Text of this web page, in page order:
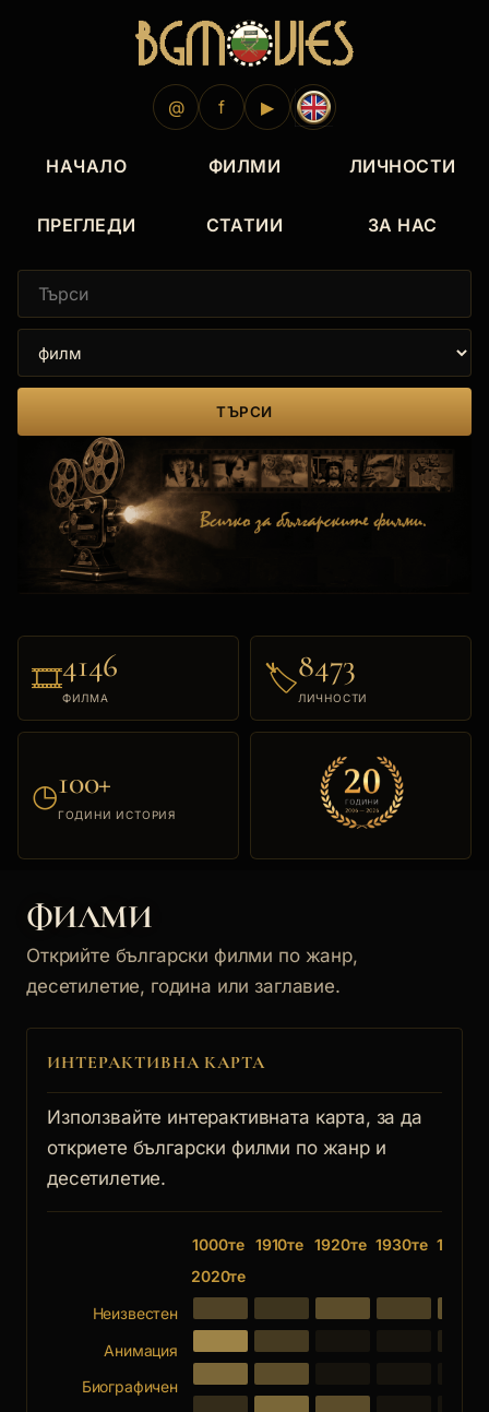
@ f ▶
НАЧАЛО ФИЛМИ ЛИЧНОСТИ
ПРЕГЛЕДИ СТАТИИ ЗА НАС
ТЪРСИ
🎞4146
ФИЛМА
🏷8473
ЛИЧНОСТИ
◷100+
ГОДИНИ ИСТОРИЯ
ФИЛМИ
Открийте български филми по жанр,
десетилетие, година или заглавие.
ИНТЕРАКТИВНА КАРТА
Използвайте интерактивната карта, за да
откриете български филми по жанр и
десетилетие.
1000те 1910те 1920те 1930те 1940те
2020те
Неизвестен
Анимация
Биографичен